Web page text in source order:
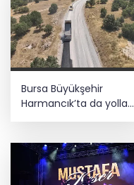
Bursa Büyükşehir
Harmancık’ta da yolları
yeniliyor